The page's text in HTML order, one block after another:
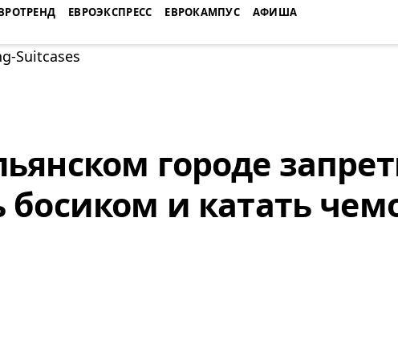
ЕВРОЭКСПРЕСС ЕВРОКАМПУС АФИША
городе
босиком и катать